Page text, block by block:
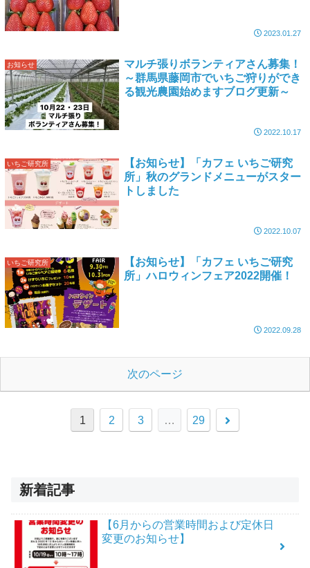
2023.01.27
お知らせ
マルチ張りボランティアさん募集！
～群馬県藤岡市でいちご狩りができ
る観光農園始めますブログ更新～
2022.10.17
いちご研究所
【お知らせ】「カフェ いちご研究
所」秋のグランドメニューがスター
トしました
2022.10.07
いちご研究所
【お知らせ】「カフェ いちご研究
所」ハロウィンフェア2022開催！
2022.09.28
次のページ
1 2 3 … 29
新着記事
【6月からの営業時間および定休日
変更のお知らせ】